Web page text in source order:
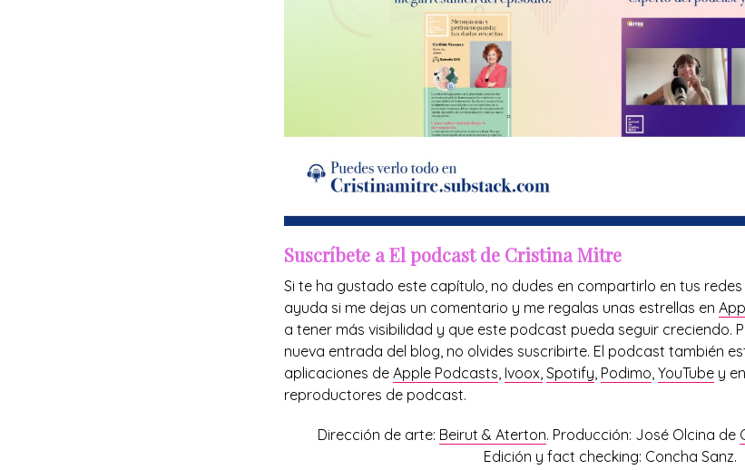
Suscríbete a El podcast de Cristina Mitre
Si te ha gustado este capítulo, no dudes en compartirlo en tus redes
ayuda si me dejas un comentario y me regalas unas estrellas en
a tener más visibilidad y que este podcast pueda seguir creciendo.
nueva entrada del blog, no olvides suscribirte. El podcast también
aplicaciones de Apple Podcasts Ivoox, Spotify Podimo YouTube y
reproductores de podcast.
Dirección de arte: Beirut & Aterton. Producción: José Olcina de
Edición y fact checking: Concha Sanz.